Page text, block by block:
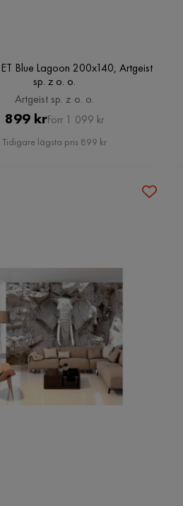
Blue Lagoon 200x140, Artgeist
sp. z o. o.
Artgeist sp. z o. o.
Pris
899 kr Original
Pris
Förr 1 099 kr
Tidigare lägsta pris 899 kr